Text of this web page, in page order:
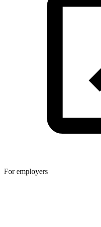
For employers